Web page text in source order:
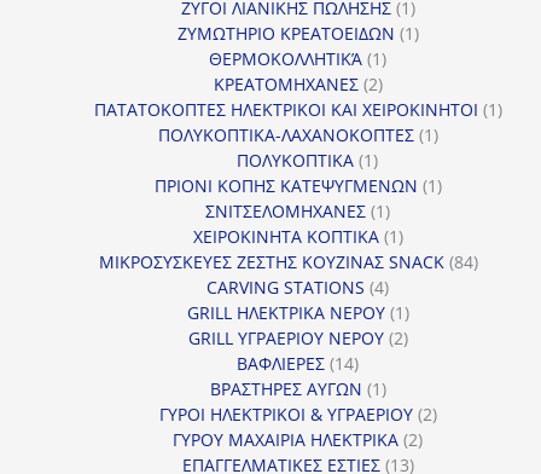
ΖΥΓΟΙ ΛΙΑΝΙΚΗΣ ΠΩΛΗΣΗΣ 11
προϊόν
ΖΥΜΩΤΗΡΙΟ ΚΡΕΑΤΟΕΙΔΩΝ 11
ΘΕΡΜΟΚΟΛΛΗΤΙΚΆ 11
προϊόν
ΚΡΕΑΤΟΜΗΧΑΝΕΣ 22
προϊόντα
ΠΑΤΑΤΟΚΟΠΤΕΣ ΗΛΕΚΤΡΙΚΟΙ ΚΑΙ ΧΕΙΡΟΚΙΝΗΤΟΙ 11
ΠΟΛΥΚΟΠΤΙΚΑ-ΛΑΧΑΝΟΚΟΠΤΕΣ 11
ΠΟΛΥΚΟΠΤΙΚΑ 11
προϊόν
ΠΡΙΟΝΙ ΚΟΠΗΣ ΚΑΤΕΨΥΓΜΕΝΩΝ 11
ΣΝΙΤΣΕΛΟΜΗΧΑΝΕΣ 11
προϊόν
ΧΕΙΡΟΚΙΝΗΤΑ ΚΟΠΤΙΚΑ 11
προϊόν
ΜΙΚΡΟΣΥΣΚΕΥΕΣ ΖΕΣΤΗΣ ΚΟΥΖΙΝΑΣ SNACK 8484
CARVING STATIONS 44
προϊόντα
GRILL ΗΛΕΚΤΡΙΚΑ ΝΕΡΟΥ 11
προϊόν
GRILL ΥΓΡΑΕΡΙΟΥ ΝΕΡΟΥ 22
ΒΑΦΛΙΕΡΕΣ 1414
προϊόντα
ΒΡΑΣΤΗΡΕΣ ΑΥΓΩΝ 11
προϊόν
ΓΥΡΟΙ ΗΛΕΚΤΡΙΚΟΙ & ΥΓΡΑΕΡΙΟΥ 22
ΓΥΡΟΥ ΜΑΧΑΙΡΙΑ ΗΛΕΚΤΡΙΚΑ 22
ΕΠΑΓΓΕΛΜΑΤΙΚΕΣ ΕΣΤΙΕΣ 1313